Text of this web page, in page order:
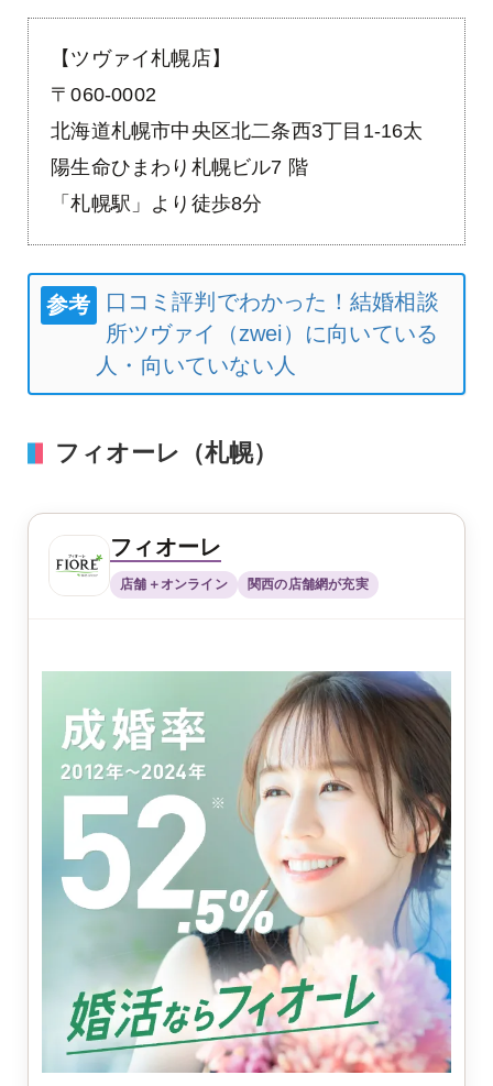
【ツヴァイ札幌店】
〒060-0002
北海道札幌市中央区北二条西3丁目1-16太
陽生命ひまわり札幌ビル7 階
「札幌駅」より徒歩8分
参考
口コミ評判でわかった！結婚相談
所ツヴァイ（zwei）に向いている
人・向いていない人
フィオーレ（札幌）
フィオーレ
店舗＋オンライン 関西の店舗網が充実